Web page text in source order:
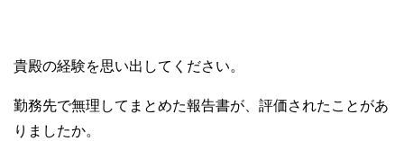
貴殿の経験を思い出してください。
勤務先で無理してまとめた報告書が、評価されたことがあ
りましたか。